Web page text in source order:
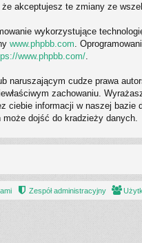
akceptujesz te zmiany ze
wykorzystujące
www.phpbb.com.
www.phpbb.com/.
cudze prawa
zachowaniu.
informacji w naszej bazie
może dojść do kradzieży danych.
Zespół administracyjny